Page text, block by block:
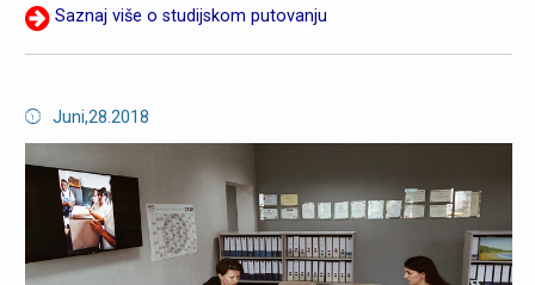
Saznaj više o studijskom putovanju
Juni,28.2018